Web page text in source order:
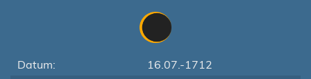
Datum:
16.07.-1712